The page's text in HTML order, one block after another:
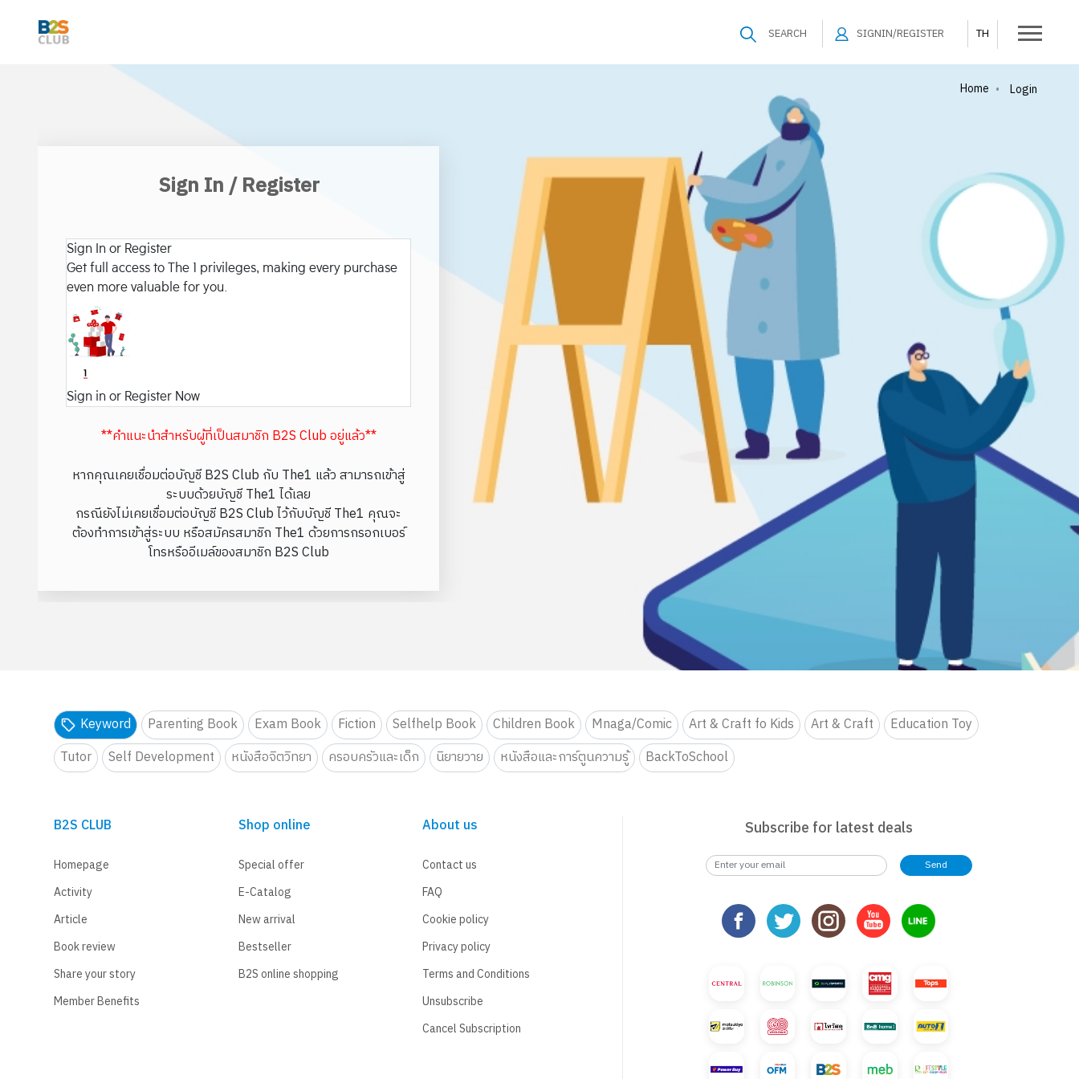
SEARCH SIGNIN/REGISTER TH
Home • Login
Sign In / Register
Sign In or Register
Get full access to The 1 privileges, making every purchase
even more valuable for you.
Sign in or Register Now
**คำแนะนำสำหรับผู้ที่เป็นสมาชิก B2S Club อยู่แล้ว**
หากคุณเคยเชื่อมต่อบัญชี B2S Club กับ The1 แล้ว สามารถเข้าสู่
ระบบด้วยบัญชี The1 ได้เลย
กรณียังไม่เคยเชื่อมต่อบัญชี B2S Club ไว้กับบัญชี The1 คุณจะ
ต้องทำการเข้าสู่ระบบ หรือสมัครสมาชิก The1 ด้วยการกรอกเบอร์
โทรหรืออีเมล์ของสมาชิก B2S Club
Keyword Parenting Book Exam Book Fiction Selfhelp Book Children Book Mnaga/Comic Art & Craft fo Kids Art & Craft
Education Toy
Tutor
Self Development หนังสือจิตวิทยา ครอบครัวและเด็ก นิยายวาย หนังสือและการ์ตูนความรู้ BackToSchool
B2S CLUB
Homepage
Activity
Article
Book review
Share your story
Member Benefits
Shop online
Special offer
E-Catalog
New arrival
Bestseller
B2S online shopping
About us
Contact us
FAQ
Cookie policy
Privacy policy
Terms and Conditions
Unsubscribe
Cancel Subscription
Subscribe for latest deals
Send